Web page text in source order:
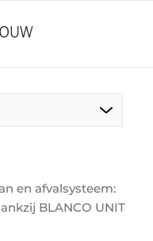
en afvalsysteem:
BLANCO UNIT